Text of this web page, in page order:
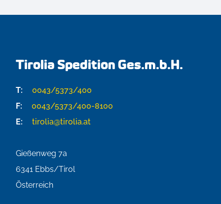
Tirolia Spedition Ges.m.b.H.
T:
0043/5373/400
F:
0043/5373/400-8100
E:
tirolia@tirolia.at
Gießenweg 7a
6341 Ebbs/Tirol
Österreich